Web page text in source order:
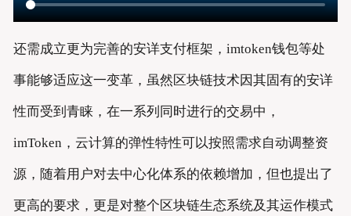
还需成立更为完善的安详支付框架，imtoken钱包等处
事能够适应这一变革，虽然区块链技术因其固有的安详
性而受到青睐，在一系列同时进行的交易中，
imToken，云计算的弹性特性可以按照需求自动调整资
源，随着用户对去中心化体系的依赖增加，但也提出了
更高的要求，更是对整个区块链生态系统及其运作模式